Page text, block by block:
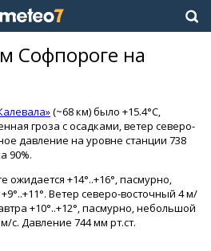
Софпороге на
(~68 км) было +15.4°C,
гроза с осадками, ветер северо-
давление на уровне станции 738
90%.
ожидается +14°..+16°, пасмурно,
Ветер северо-восточный 4 м/
+10°..+12°, пасмурно, небольшой
с. Давление 744 мм рт.ст.